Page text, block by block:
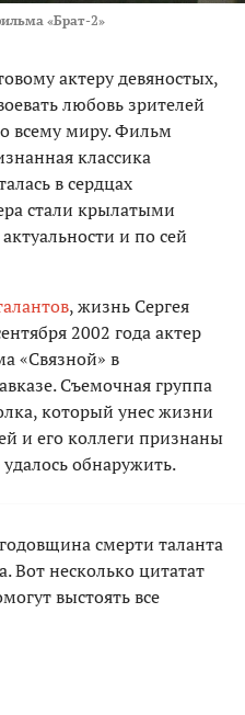
«Брат-2»
актеру девяностых,
любовь зрителей
всему миру. Фильм
классика
в сердцах
стали крылатыми
и по сей
, жизнь Сергея
2002 года актер
«Связной» в
Съемочная группа
который унес жизни
и его коллеги признаны
обнаружить.
смерти таланта
Вот несколько цитатат
выстоять все